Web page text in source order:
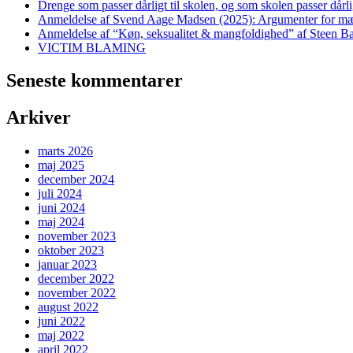
Drenge som passer dårligt til skolen, og som skolen passer
Anmeldelse af Svend Aage Madsen (2025): Argumenter for
Anmeldelse af “Køn, seksualitet & mangfoldighed” af Steen
VICTIM BLAMING
Seneste kommentarer
Arkiver
marts 2026
maj 2025
december 2024
juli 2024
juni 2024
maj 2024
november 2023
oktober 2023
januar 2023
december 2022
november 2022
august 2022
juni 2022
maj 2022
april 2022